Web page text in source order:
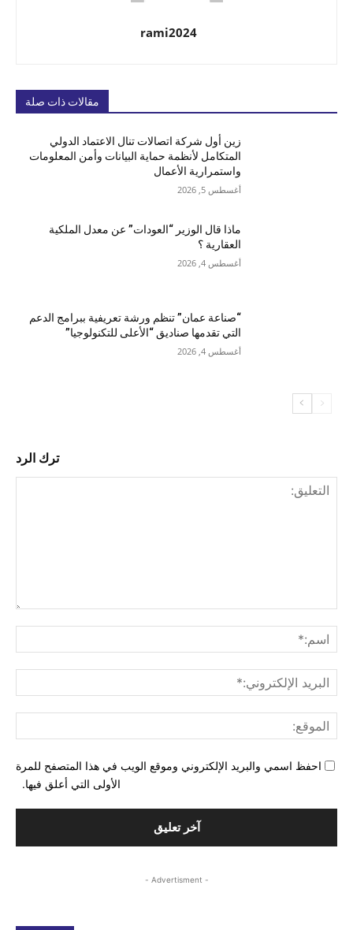
rami2024
مقالات ذات صلة
زين أول شركة اتصالات تنال الاعتماد الدولي
المتكامل لأنظمة حماية البيانات وأمن المعلومات
واستمرارية الأعمال
أغسطس 5, 2026
ماذا قال الوزير “العودات” عن معدل الملكية
العقارية ؟
أغسطس 4, 2026
“صناعة عمان” تنظم ورشة تعريفية ببرامج الدعم
التي تقدمها صناديق “الأعلى للتكنولوجيا”
أغسطس 4, 2026
ترك الرد
احفظ اسمي والبريد الإلكتروني وموقع الويب في هذا المتصفح للمرة
الأولى التي أعلق فيها.
- Advertisment -